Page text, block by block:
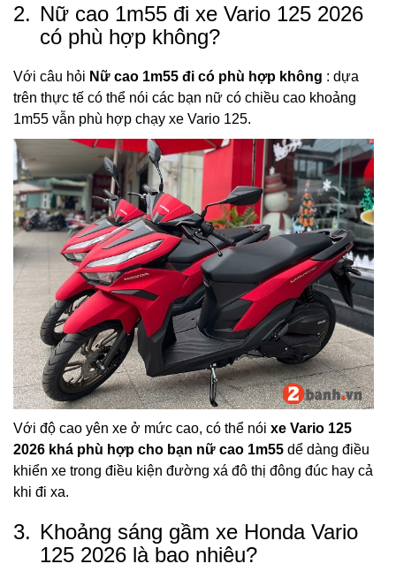
2. Nữ cao 1m55 đi xe Vario 125 2026
có phù hợp không?
Với câu hỏi Nữ cao 1m55 đi có phù hợp không : dựa
trên thực tế có thể nói các bạn nữ có chiều cao khoảng
1m55 vẫn phù hợp chạy xe Vario 125.
Với độ cao yên xe ở mức cao, có thể nói xe Vario 125
2026 khá phù hợp cho bạn nữ cao 1m55 dể dàng điều
khiển xe trong điều kiện đường xá đô thị đông đúc hay cả
khi đi xa.
3. Khoảng sáng gầm xe Honda Vario
125 2026 là bao nhiêu?